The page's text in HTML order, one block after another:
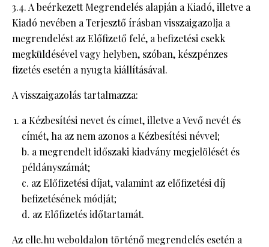
3.4. A beérkezett Megrendelés alapján a Kiadó, illetve a
Kiadó nevében a Terjesztő írásban visszaigazolja a
megrendelést az Előfizető felé, a befizetési csekk
megküldésével vagy helyben, szóban, készpénzes
fizetés esetén a nyugta kiállításával.
A visszaigazolás tartalmazza:
a Kézbesítési nevet és címet, illetve a Vevő nevét és
címét, ha az nem azonos a Kézbesítési névvel;
b. a megrendelt időszaki kiadvány megjelölését és
példányszámát;
c. az Előfizetési díjat, valamint az előfizetési díj
befizetésének módját;
d. az Előfizetés időtartamát.
Az elle.hu weboldalon történő megrendelés esetén a